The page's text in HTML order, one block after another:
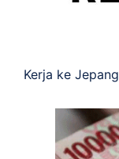
Kerja ke Jepang